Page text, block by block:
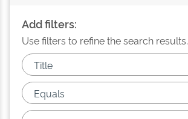
Add filters:
Use filters to refine the search results.